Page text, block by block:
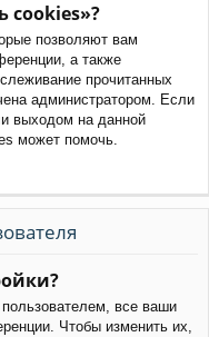
cookies»?
позволяют вам
а также
прочитанных
администратором. Если
выходом на данной
может помочь.
все ваши
Чтобы изменить их,